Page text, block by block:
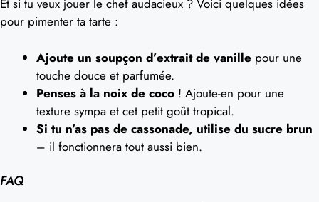
Et si tu veux jouer le chef audacieux ? Voici quelques idées
pour pimenter ta tarte :
Ajoute un soupçon d’extrait de vanille pour une
touche douce et parfumée.
Penses à la noix de coco ! Ajoute-en pour une
texture sympa et cet petit goût tropical.
Si tu n’as pas de cassonade, utilise du sucre brun
– il fonctionnera tout aussi bien.
FAQ